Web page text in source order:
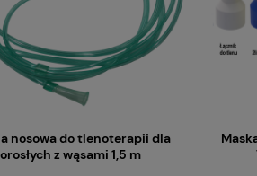
nosowa do tlenoterapii dla
z wąsami 1,5 m